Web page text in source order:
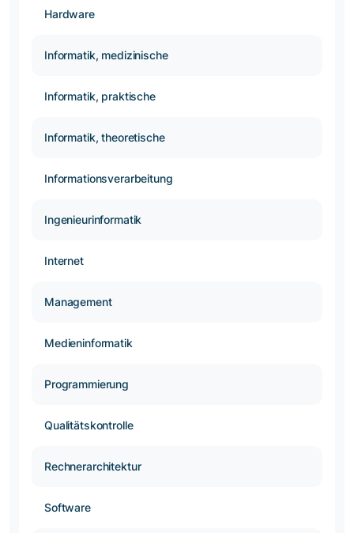
Hardware
Informatik, medizinische
Informatik, praktische
Informatik, theoretische
Informationsverarbeitung
Ingenieurinformatik
Internet
Management
Medieninformatik
Programmierung
Qualitätskontrolle
Rechnerarchitektur
Software